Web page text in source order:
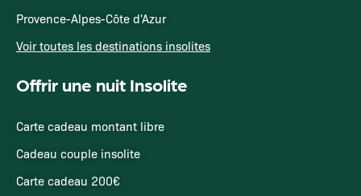
Provence-Alpes-Côte d'Azur
Voir toutes les destinations insolites
Offrir une nuit Insolite
Carte cadeau montant libre
Cadeau couple insolite
Carte cadeau 200€